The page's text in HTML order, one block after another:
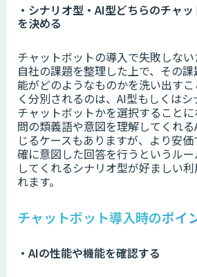
・シナリオ型・AI型どちらのチャ
を決める
チャットボットの導入で失敗しな
自社の課題を整理した上で、その
能がどのようなものかを洗い出す
く分別されるのは、AI型もしくは
チャットボットかを選択すること
問の類義語や意図を理解してくれ
じるケースもありますが、より安
確に意図した回答を行うというル
してくれるシナリオ型が好ましい
れます。
チャットボット導入時のポイ
・AIの性能や機能を確認する